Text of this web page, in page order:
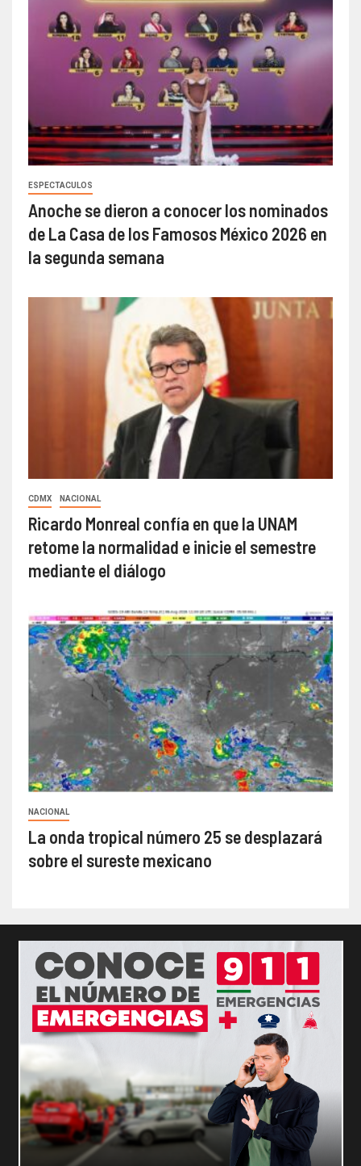
ESPECTACULOS
Anoche se dieron a conocer los nominados
de La Casa de los Famosos México 2026 en
la segunda semana
CDMX NACIONAL
Ricardo Monreal confía en que la UNAM
retome la normalidad e inicie el semestre
mediante el diálogo
NACIONAL
La onda tropical número 25 se desplazará
sobre el sureste mexicano